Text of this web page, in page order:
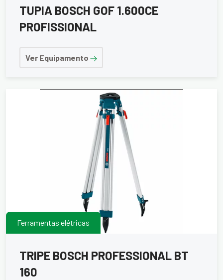
TUPIA BOSCH GOF 1.600CE
PROFISSIONAL
Ver Equipamento
Ferramentas elétricas
TRIPE BOSCH PROFESSIONAL BT
160